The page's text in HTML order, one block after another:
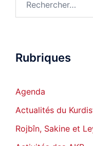
Rubriques
Agenda
Actualités du
Rojbîn, Sakine et